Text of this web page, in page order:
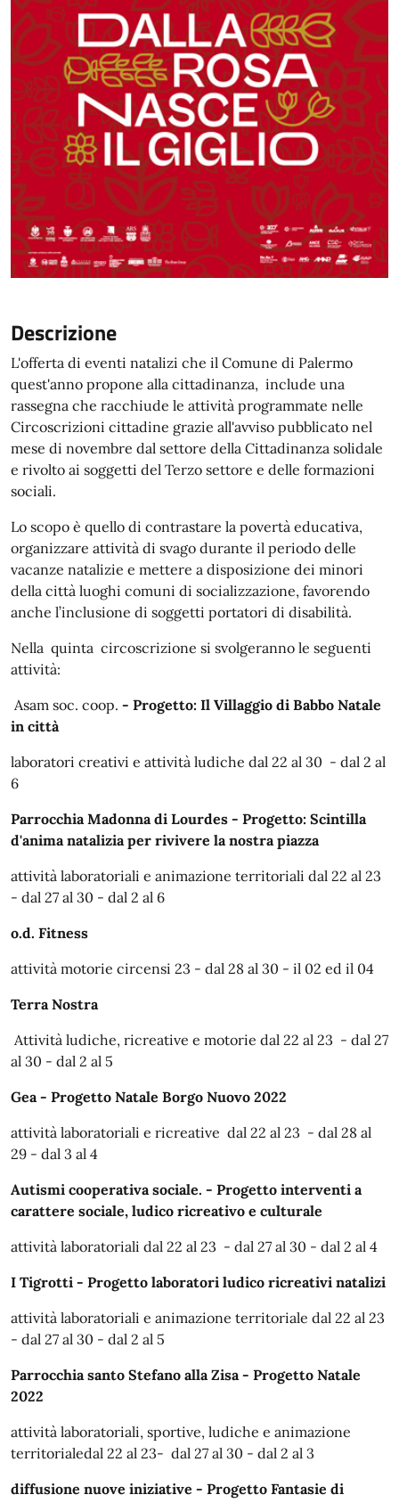
Descrizione
L'offerta di eventi natalizi che il Comune di Palermo
quest'anno propone alla cittadinanza, include una
rassegna che racchiude le attività programmate nelle
Circoscrizioni cittadine grazie all'avviso pubblicato nel
mese di novembre dal settore della Cittadinanza solidale
e rivolto ai soggetti del Terzo settore e delle formazioni
sociali.
Lo scopo è quello di contrastare la povertà educativa,
organizzare attività di svago durante il periodo delle
vacanze natalizie e mettere a disposizione dei minori
della città luoghi comuni di socializzazione, favorendo
anche l’inclusione di soggetti portatori di disabilità.
Nella quinta circoscrizione si svolgeranno le seguenti
attività:
Asam soc. coop. - Progetto: Il Villaggio di Babbo Natale
in città
laboratori creativi e attività ludiche dal 22 al 30 - dal 2 al
6
Parrocchia Madonna di Lourdes - Progetto: Scintilla
d'anima natalizia per rivivere la nostra piazza
attività laboratoriali e animazione territoriali dal 22 al 23
- dal 27 al 30 - dal 2 al 6
o.d. Fitness
attività motorie circensi 23 - dal 28 al 30 - il 02 ed il 04
Terra Nostra
Attività ludiche, ricreative e motorie dal 22 al 23 - dal 27
al 30 - dal 2 al 5
Gea- Progetto Natale Borgo Nuovo 2022
attività laboratoriali e ricreative dal 22 al 23 - dal 28 al
29 - dal 3 al 4
Autismi cooperativa sociale. - Progetto interventi a
carattere sociale, ludico ricreativo e culturale
attività laboratoriali dal 22 al 23 - dal 27 al 30 - dal 2 al 4
I Tigrotti - Progetto laboratori ludico ricreativi natalizi
attività laboratoriali e animazione territoriale dal 22 al 23
- dal 27 al 30 - dal 2 al 5
Parrocchia santo Stefano alla Zisa- Progetto Natale
2022
attività laboratoriali, sportive, ludiche e animazione
territorialedal 22 al 23- dal 27 al 30 - dal 2 al 3
diffusione nuove iniziative - Progetto Fantasie di